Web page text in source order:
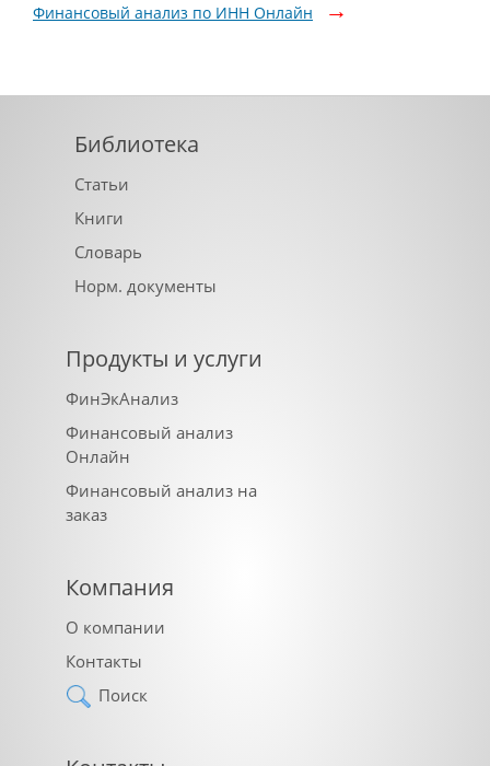
Финансовый анализ по ИНН Онлайн
Библиотека
Статьи
Книги
Словарь
Норм. документы
Продукты и услуги
ФинЭкАнализ
Финансовый анализ
Онлайн
Финансовый анализ на
заказ
Компания
О компании
Контакты
Поиск